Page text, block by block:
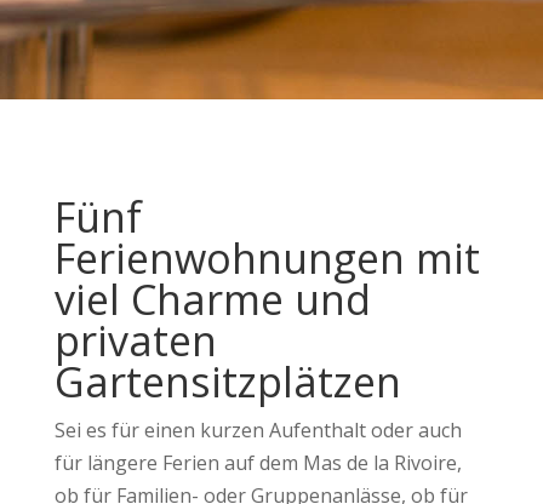
Fünf
Ferienwohnungen mit
viel Charme und
privaten
Gartensitzplätzen
Sei es für einen kurzen Aufenthalt oder auch
für längere Ferien auf dem Mas de la Rivoire,
ob für Familien- oder Gruppenanlässe, ob für